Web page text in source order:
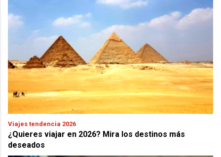
Viajes tendencia 2026
¿Quieres viajar en 2026? Mira los destinos más
deseados